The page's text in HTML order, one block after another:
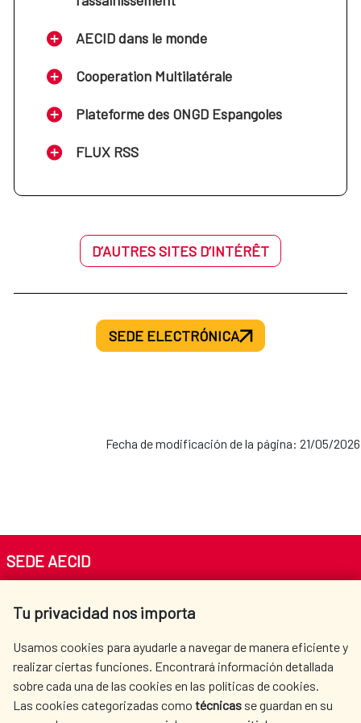
Cooperantes.
Resolución de 13 de julio de 2021, de la Dirección
Internacional para el Desarrollo, por la que se
impagos del seguro del cooperante.
AECID dans le monde
Cooperation Multilatérale
Plateforme des ONGD Espangoles
FLUX RSS
D’AUTRES SITES D’INTÉRÊT
SEDE ELECTRÓNICA
Fecha de modificación de la página: 21/05/2026
Tu privacidad nos importa
Usamos cookies para ayudarle a navegar de manera eficiente y
realizar ciertas funciones. Encontrará información detallada
sobre cada una de las cookies en las políticas de cookies.
Las cookies categorizadas como técnicas se guardan en su
SEDE AECID
Tel. +34 900 20 30 54​​​​​​​
AECID
OÙ NOUS COOPÉRONS
L'ACTION HUMANITAIRE
SALLE DE PRESSE